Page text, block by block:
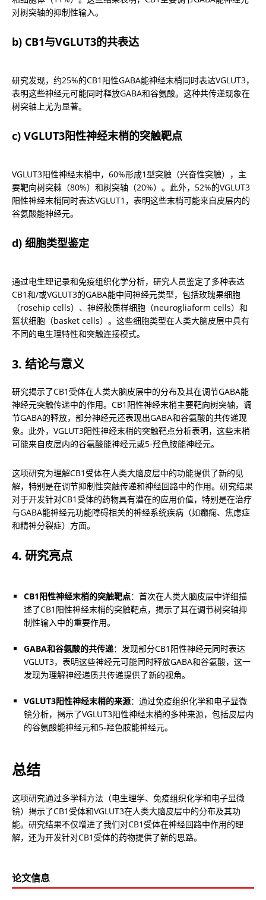
对树突轴的抑制性输入。
b) CB1与VGLUT3的共表达
研究发现，约25%的CB1阳性GABA能神经末梢同时表达VGLUT3，
表明这些神经元可能同时释放GABA和谷氨酸。这种共传递现象在
树突轴上尤为显著。
c) VGLUT3阳性神经末梢的突触靶点
VGLUT3阳性神经末梢中，60%形成1型突触（兴奋性突触），主
要靶向树突棘（80%）和树突轴（20%）。此外，52%的VGLUT3
阳性神经末梢同时表达VGLUT1，表明这些末梢可能来自皮层内的
谷氨酸能神经元。
d) 细胞类型鉴定
通过电生理记录和免疫组织化学分析，研究人员鉴定了多种表达
CB1和/或VGLUT3的GABA能中间神经元类型，包括玫瑰果细胞
（rosehip cells）、神经胶质样细胞（neurogliaform cells）和
篮状细胞（basket cells）。这些细胞类型在人类大脑皮层中具有
不同的电生理特性和突触连接模式。
3. 结论与意义
研究揭示了CB1受体在人类大脑皮层中的分布及其在调节GABA能
神经元突触传递中的作用。CB1阳性神经末梢主要靶向树突轴，调
节GABA的释放，部分神经元还表现出GABA和谷氨酸的共传递现
象。此外，VGLUT3阳性神经末梢的突触靶点分析表明，这些末梢
可能来自皮层内的谷氨酸能神经元或5-羟色胺能神经元。
这项研究为理解CB1受体在人类大脑皮层中的功能提供了新的见
解，特别是在调节抑制性突触传递和神经回路中的作用。研究结果
对于开发针对CB1受体的药物具有潜在的应用价值，特别是在治疗
与GABA能神经元功能障碍相关的神经系统疾病（如癫痫、焦虑症
和精神分裂症）方面。
4. 研究亮点
CB1阳性神经末梢的突触靶点：首次在人类大脑皮层中详细描
述了CB1阳性神经末梢的突触靶点，揭示了其在调节树突轴抑
制性输入中的重要作用。
GABA和谷氨酸的共传递：发现部分CB1阳性神经元同时表达
VGLUT3，表明这些神经元可能同时释放GABA和谷氨酸，这一
发现为理解神经递质共传递提供了新的视角。
VGLUT3阳性神经末梢的来源：通过免疫组织化学和电子显微
镜分析，揭示了VGLUT3阳性神经末梢的多种来源，包括皮层内
的谷氨酸能神经元和5-羟色胺能神经元。
总结
这项研究通过多学科方法（电生理学、免疫组织化学和电子显微
镜）揭示了CB1受体和VGLUT3在人类大脑皮层中的分布及其功
能。研究结果不仅增进了我们对CB1受体在神经回路中作用的理
解，还为开发针对CB1受体的药物提供了新的思路。
论文信息